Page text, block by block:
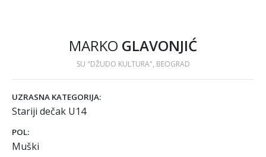
MARKO GLAVONJIĆ
SU "DŽUDO KULTURA", BEOGRAD
UZRASNA KATEGORIJA:
Stariji dečak U14
POL:
Muški